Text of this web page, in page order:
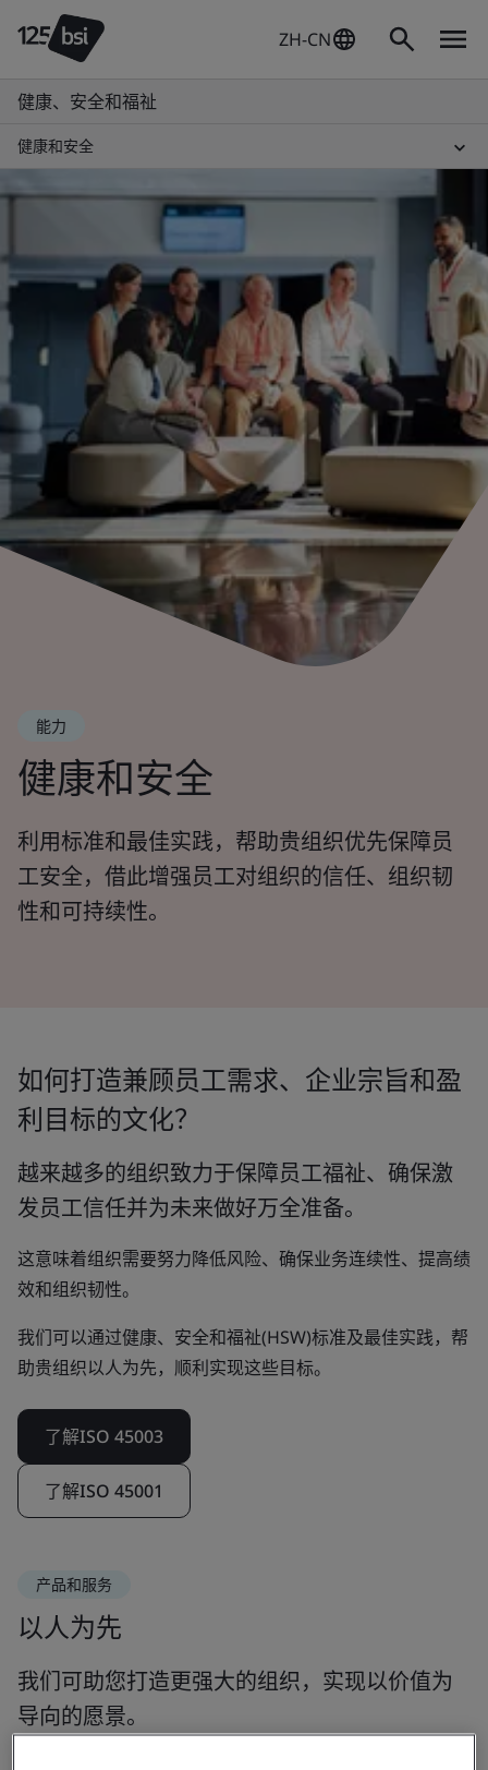
ZH-CN
健康、安全和福祉
健康和安全
能力
健康和安全
利用标准和最佳实践，帮助贵组织优先保障员
工安全，借此增强员工对组织的信任、组织韧
性和可持续性。
如何打造兼顾员工需求、企业宗旨和盈
利目标的文化？
越来越多的组织致力于保障员工福祉、确保激
发员工信任并为未来做好万全准备。
这意味着组织需要努力降低风险、确保业务连续性、提高绩
效和组织韧性。
我们可以通过健康、安全和福祉(HSW)标准及最佳实践，帮
助贵组织以人为先，顺利实现这些目标。
了解ISO 45003
了解ISO 45001
产品和服务
以人为先
我们可助您打造更强大的组织，实现以价值为
导向的愿景。